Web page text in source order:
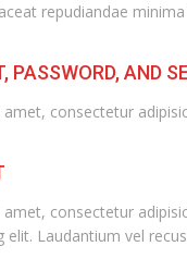
repudiandae
PASSWORD, AND
consectetur
consectetur
elit. Laudantium vel